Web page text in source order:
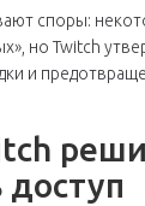
споры:
но Twitch
и
доступ